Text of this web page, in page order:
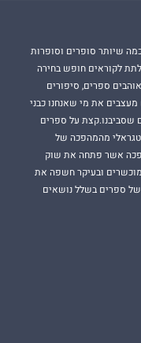
שיותר סופרים וסופרות
לקוראים חופש בחירה
ספרים, סיפורים
מעצבים את מי שאנחנו כבני
שסביבנו.קצת על ספרים
מהמהפכה של
אשר פתחה את שוק
ובעיקר חשפה את
ספרים בשלל נושאים